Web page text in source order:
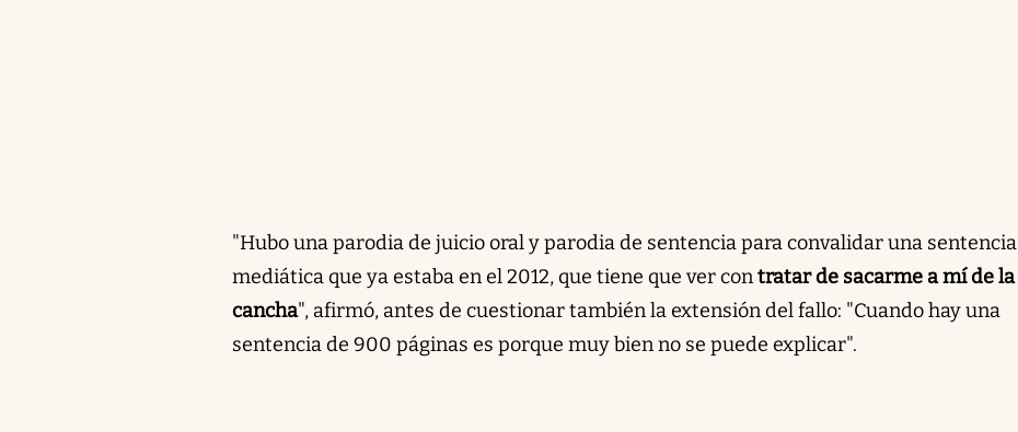
"Hubo una parodia de juicio oral y parodia de sentencia para convalidar una sentencia
mediática que ya estaba en el 2012, que tiene que ver contratar de sacarme a mí de la
cancha", afirmó, antes de cuestionar también la extensión del fallo: "Cuando hay una
sentencia de 900 páginas es porque muy bien no se puede explicar".